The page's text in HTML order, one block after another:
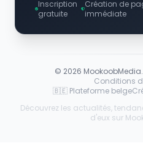
Inscription
gratuite
Création de
immédiate
© 2026
Conditions
🇧🇪 Plateforme belge
Découvrez les actualités,
d'eux sur